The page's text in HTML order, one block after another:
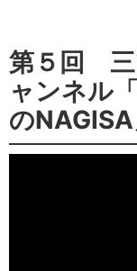
第５回 三
ャンネル
のNAGISA